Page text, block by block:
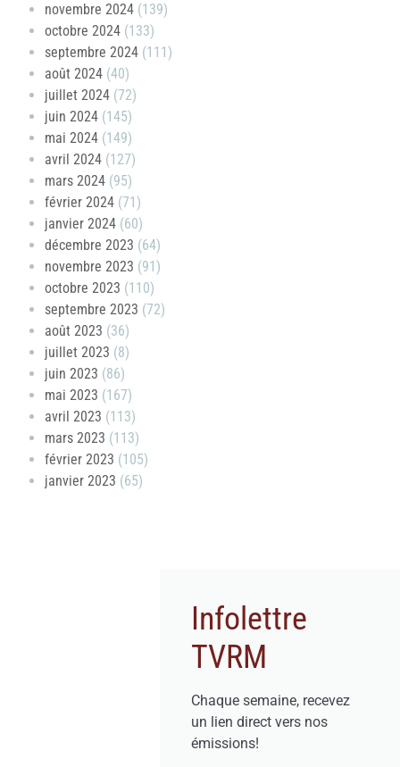
novembre 2024 (139)
octobre 2024 (133)
septembre 2024 (111)
août 2024 (40)
juillet 2024 (72)
juin 2024 (145)
mai 2024 (149)
avril 2024 (127)
mars 2024 (95)
février 2024 (71)
janvier 2024 (60)
décembre 2023 (64)
novembre 2023 (91)
octobre 2023 (110)
septembre 2023 (72)
août 2023 (36)
juillet 2023 (8)
juin 2023 (86)
mai 2023 (167)
avril 2023 (113)
mars 2023 (113)
février 2023 (105)
janvier 2023 (65)
Infolettre
TVRM
Chaque semaine, recevez
un lien direct vers nos
émissions!